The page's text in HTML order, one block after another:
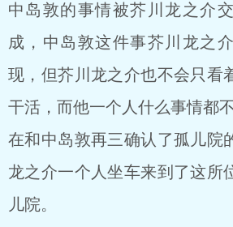
中岛敦的事情被芥川龙之介
成，中岛敦这件事芥川龙之
现，但芥川龙之介也不会只看
干活，而他一个人什么事情都不
在和中岛敦再三确认了孤儿院
龙之介一个人坐车来到了这所
儿院。